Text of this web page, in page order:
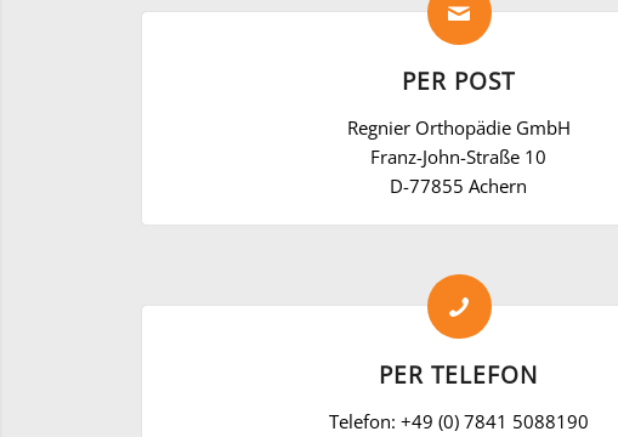
PER POST
Regnier Orthopädie GmbH
Franz-John-Straße 10
D-77855 Achern
PER TELEFON
Telefon: +49 (0) 7841 5088190